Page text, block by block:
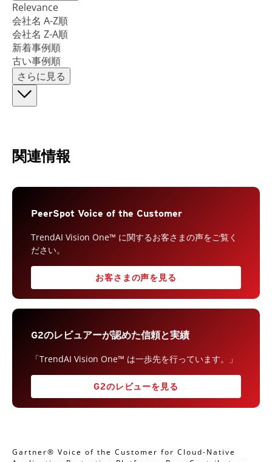
Relevance
会社名 A-Z順
会社名 Z-A順
新着事例順
古い事例順
さらに見る
関連情報
PeerSpot Voice of the Customer
TrendAI Vision One™ に関するお客さまの声をご覧く
ださい。
お客さまの声を見る
G2のレビュアーが認めた信頼と実績
「TrendAI Vision One™ は一歩先を行っています。」
G2のレビューを見る
Gartner® Voice of the Customer for Cloud-Native